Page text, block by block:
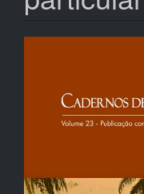
artigos